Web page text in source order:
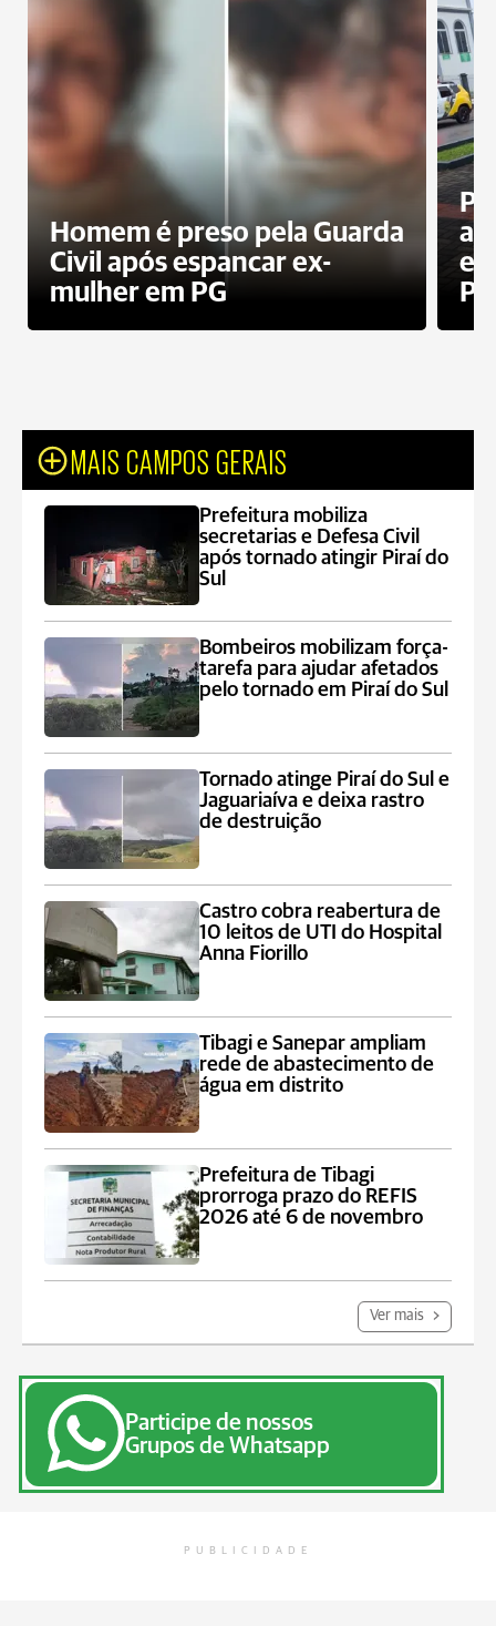
Homem é preso pela Guarda
Civil após espancar ex-
mulher em PG
MAIS CAMPOS GERAIS
Prefeitura mobiliza
secretarias e Defesa Civil
após tornado atingir Piraí do
Sul
Bombeiros mobilizam força-
tarefa para ajudar afetados
pelo tornado em Piraí do Sul
Tornado atinge Piraí do Sul e
Jaguariaíva e deixa rastro
de destruição
Castro cobra reabertura de
10 leitos de UTI do Hospital
Anna Fiorillo
Tibagi e Sanepar ampliam
rede de abastecimento de
água em distrito
Prefeitura de Tibagi
prorroga prazo do REFIS
2026 até 6 de novembro
Ver mais
Participe de nossos
Grupos de Whatsapp
PUBLICIDADE